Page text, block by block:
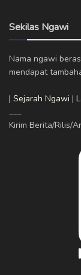
Sekilas Ngawi
Nama ngawi
mendapat
| Sejarah Ngawi |
Kirim Berita/Rilis/